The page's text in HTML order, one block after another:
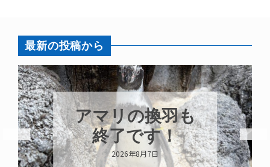
最新の投稿から
アマリの換羽も
終了です！
2026年8月7日